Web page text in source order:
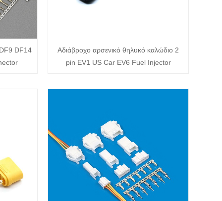
DF14
Αδιάβροχο αρσενικό θηλυκό καλώδιο 2
pin EV1 US Car EV6 Fuel Injector